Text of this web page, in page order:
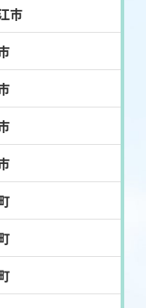
市